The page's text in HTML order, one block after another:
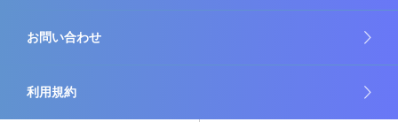
お問い合わせ
利用規約